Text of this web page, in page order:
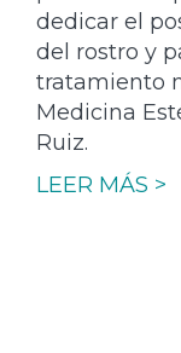
dedicar el
del rostro y
tratamiento
Medicina
Ruiz.
LEER MÁS >